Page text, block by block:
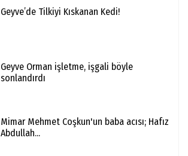
Geyve’de Tilkiyi Kıskanan Kedi!
Geyve Orman işletme, işgali böyle
sonlandırdı
Mimar Mehmet Coşkun'un baba acısı; Hafız
Abdullah...